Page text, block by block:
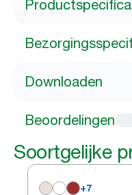
Downloaden
Beoordelingen
Soortgelijke
+7